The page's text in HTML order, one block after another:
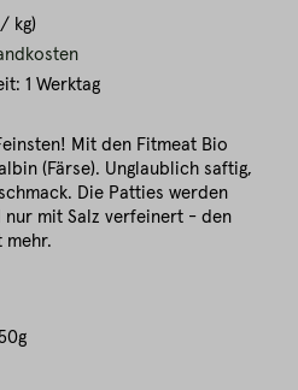
kg)
1 Werktag
Mit den Fitmeat Bio
(Färse). Unglaublich saftig,
Die Patties werden
mit Salz verfeinert - den
mehr.